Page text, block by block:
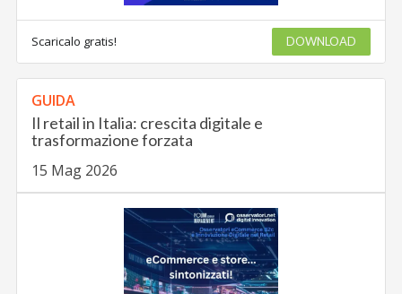
Scaricalo gratis! DOWNLOAD
GUIDA
Il retail in Italia: crescita digitale e
trasformazione forzata
15 Mag 2026